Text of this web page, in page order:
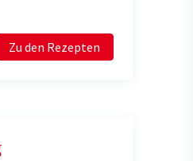
Zu den Rezepten